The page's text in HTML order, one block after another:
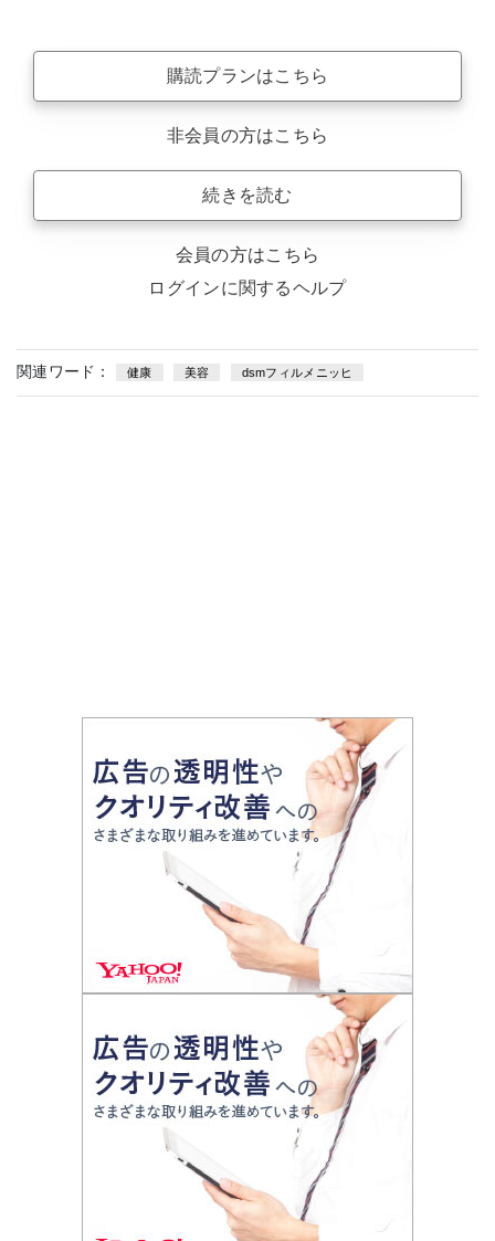
購読プランはこちら
非会員の方はこちら
続きを読む
会員の方はこちら
ログインに関するヘルプ
関連ワード： 健康 美容 dsmフィルメニッヒ